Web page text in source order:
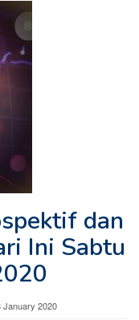
dan
Ini Sabtu
January 2020